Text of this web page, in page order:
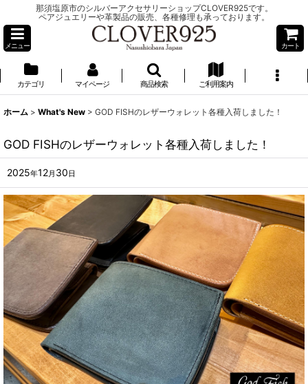
那須塩原市のシルバーアクセサリーショップCLOVER925です。
ペアジュエリーや革製品の販売、各種修理も承っております。
メニュー カート
カテゴリ マイページ 商品検索 ご利用案内
ホーム > What's New > GOD FISHのレザーウォレット各種入荷しました！
GOD FISHのレザーウォレット各種入荷しました！
2025年12月 30日